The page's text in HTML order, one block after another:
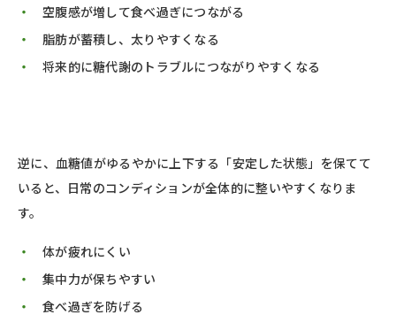
空腹感が増して食べ過ぎにつながる
脂肪が蓄積し、太りやすくなる
将来的に糖代謝のトラブルにつながりやすくなる
逆に、血糖値がゆるやかに上下する「安定した状態」を保てて
いると、日常のコンディションが全体的に整いやすくなりま
す。
体が疲れにくい
集中力が保ちやすい
食べ過ぎを防げる